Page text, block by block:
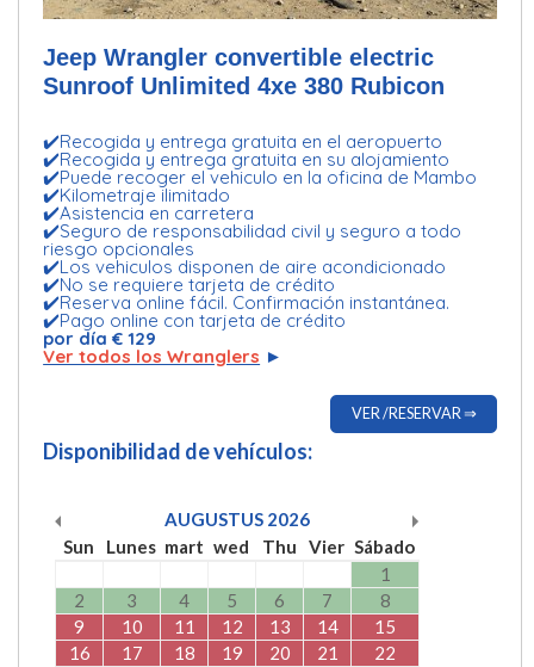
Jeep Wrangler convertible electric
Sunroof Unlimited 4xe 380 Rubicon
✔️Recogida y entrega gratuita en el aeropuerto
✔️Recogida y entrega gratuita en su alojamiento
✔️Puede recoger el vehiculo en la oficina de Mambo
✔️Kilometraje ilimitado
✔️Asistencia en carretera
✔️Seguro de responsabilidad civil y seguro a todo
riesgo opcionales
✔️Los vehiculos disponen de aire acondicionado
✔️No se requiere tarjeta de crédito
✔️Reserva online fácil. Confirmación instantánea.
✔️Pago online con tarjeta de crédito
por día € 129
Ver todos los Wranglers ►
VER /RESERVAR ⇒
Disponibilidad de vehículos:
AUGUSTUS 2026
Sun
Lunes mart wed Thu Vier Sábado
1
2
3 4 5 6 7
8
9
10 11 12 13 14
15
16
17 18 19 20 21
22